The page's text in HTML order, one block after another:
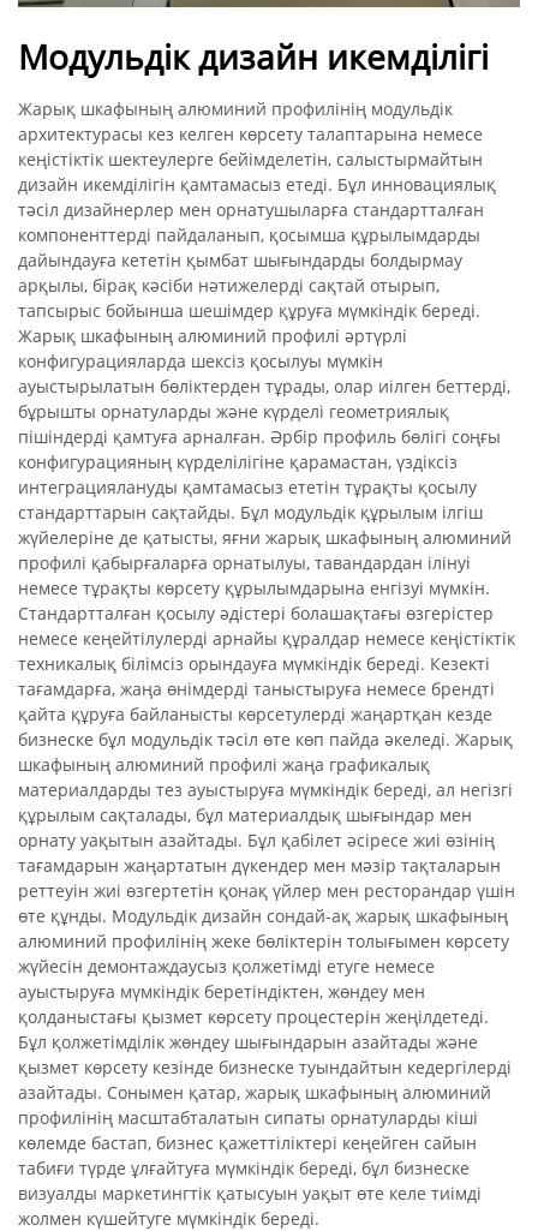
Модульдік дизайн икемділігі
Жарық шкафының алюминий профилінің модульдік
архитектурасы кез келген көрсету талаптарына немесе
кеңістіктік шектеулерге бейімделетін, салыстырмайтын
дизайн икемділігін қамтамасыз етеді. Бұл инновациялық
тәсіл дизайнерлер мен орнатушыларға стандартталған
компоненттерді пайдаланып, қосымша құрылымдарды
дайындауға кететін қымбат шығындарды болдырмау
арқылы, бірақ кәсіби нәтижелерді сақтай отырып,
тапсырыс бойынша шешімдер құруға мүмкіндік береді.
Жарық шкафының алюминий профилі әртүрлі
конфигурацияларда шексіз қосылуы мүмкін
ауыстырылатын бөліктерден тұрады, олар иілген беттерді,
бұрышты орнатуларды және күрделі геометриялық
пішіндерді қамтуға арналған. Әрбір профиль бөлігі соңғы
конфигурацияның күрделілігіне қарамастан, үздіксіз
интеграциялануды қамтамасыз ететін тұрақты қосылу
стандарттарын сақтайды. Бұл модульдік құрылым ілгіш
жүйелеріне де қатысты, яғни жарық шкафының алюминий
профилі қабырғаларға орнатылуы, тавандардан ілінуі
немесе тұрақты көрсету құрылымдарына енгізуі мүмкін.
Стандартталған қосылу әдістері болашақтағы өзгерістер
немесе кеңейтілулерді арнайы құралдар немесе кеңістіктік
техникалық білімсіз орындауға мүмкіндік береді. Кезекті
тағамдарға, жаңа өнімдерді таныстыруға немесе брендті
қайта құруға байланысты көрсетулерді жаңартқан кезде
бизнеске бұл модульдік тәсіл өте көп пайда әкеледі. Жарық
шкафының алюминий профилі жаңа графикалық
материалдарды тез ауыстыруға мүмкіндік береді, ал негізгі
құрылым сақталады, бұл материалдық шығындар мен
орнату уақытын азайтады. Бұл қабілет әсіресе жиі өзінің
тағамдарын жаңартатын дүкендер мен мәзір тақталарын
реттеуін жиі өзгертетін қонақ үйлер мен ресторандар үшін
өте құнды. Модульдік дизайн сондай-ақ жарық шкафының
алюминий профилінің жеке бөліктерін толығымен көрсету
жүйесін демонтаждаусыз қолжетімді етуге немесе
ауыстыруға мүмкіндік беретіндіктен, жөндеу мен
қолданыстағы қызмет көрсету процестерін жеңілдетеді.
Бұл қолжетімділік жөндеу шығындарын азайтады және
қызмет көрсету кезінде бизнеске туындайтын кедергілерді
азайтады. Сонымен қатар, жарық шкафының алюминий
профилінің масштабталатын сипаты орнатуларды кіші
көлемде бастап, бизнес қажеттіліктері кеңейген сайын
табиғи түрде ұлғайтуға мүмкіндік береді, бұл бизнеске
визуалды маркетингтік қатысуын уақыт өте келе тиімді
жолмен күшейтуге мүмкіндік береді.